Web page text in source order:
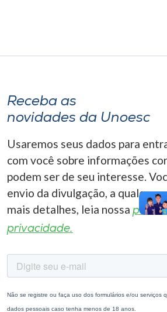
A-
Receba as
novidades da Unoesc
Usaremos seus dados para
com você sobre informações
podem ser de seu interesse.
envio da divulgação, a qualquer
mais detalhes, leia nossa
privacidade.